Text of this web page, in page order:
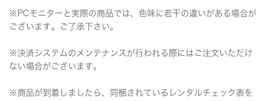
※PCモニターと実際の商品では、色味に若干の違いがある場合が
ございます。ご了承下さい。
※決済システムのメンテナンスが行われる際にはご注文いただけ
ない場合がございます。
※商品が到着しましたら、同梱されているレンタルチェック表を